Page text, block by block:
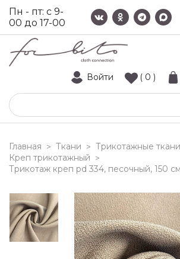
Пн - пт: с 9-
00 до 17-00
Войти ( 0 )
Главная > Ткани > Трикотажные ткани
Креп трикотажный >
трикотаж креп pd 334, песочный, 150